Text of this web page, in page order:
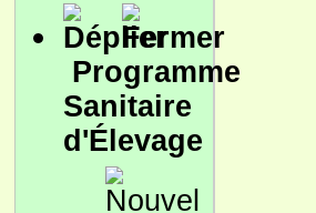
Programme
Sanitaire
d'Élevage